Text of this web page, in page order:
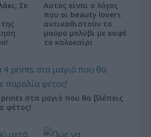
Σε
Αυτός είναι ο λόγος
που οι beauty lovers
αντικαθιστούν το
μαύρο μολύβι με καφέ
το καλοκαίρι
στα μαγιό που θα βλέπεις
φέτος!